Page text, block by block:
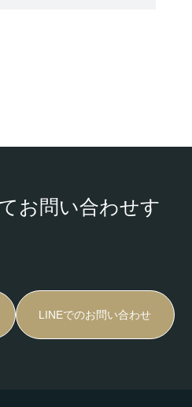
お問い合わせす
LINEでのお問い合わせ